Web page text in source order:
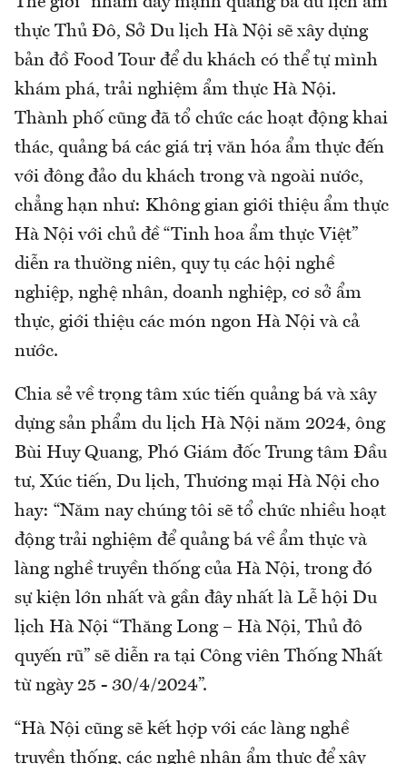
thực Thủ Đô, Sở Du lịch Hà Nội sẽ xây dựng
bản đồ Food Tour để du khách có thể tự mình
khám phá, trải nghiệm ẩm thực Hà Nội.
Thành phố cũng đã tổ chức các hoạt động khai
thác, quảng bá các giá trị văn hóa ẩm thực đến
với đông đảo du khách trong và ngoài nước,
chẳng hạn như: Không gian giới thiệu ẩm thực
Hà Nội với chủ đề “Tinh hoa ẩm thực Việt”
diễn ra thường niên, quy tụ các hội nghề
nghiệp, nghệ nhân, doanh nghiệp, cơ sở ẩm
thực, giới thiệu các món ngon Hà Nội và cả
nước.
Chia sẻ về trọng tâm xúc tiến quảng bá và xây
dựng sản phẩm du lịch Hà Nội năm 2024, ông
Bùi Huy Quang, Phó Giám đốc Trung tâm Đầu
tư, Xúc tiến, Du lịch, Thương mại Hà Nội cho
hay: “Năm nay chúng tôi sẽ tổ chức nhiều hoạt
động trải nghiệm để quảng bá về ẩm thực và
làng nghề truyền thống của Hà Nội, trong đó
sự kiện lớn nhất và gần đây nhất là Lễ hội Du
lịch Hà Nội “Thăng Long – Hà Nội, Thủ đô
quyến rũ” sẽ diễn ra tại Công viên Thống Nhất
từ ngày 25 - 30/4/2024”.
“Hà Nội cũng sẽ kết hợp với các làng nghề
truyền thống, các nghệ nhân ẩm thực để xây